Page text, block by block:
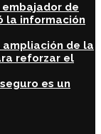
de
la información
de la
reforzar el
es un